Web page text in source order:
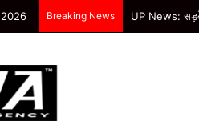
Breaking News UP News: सड़कें